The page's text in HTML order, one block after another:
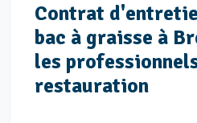
Contrat
bac à graisse à
les
restauration